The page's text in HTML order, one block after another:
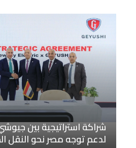
شراكة استراتيجية بين
لدعم توجه مصر نحو النقل